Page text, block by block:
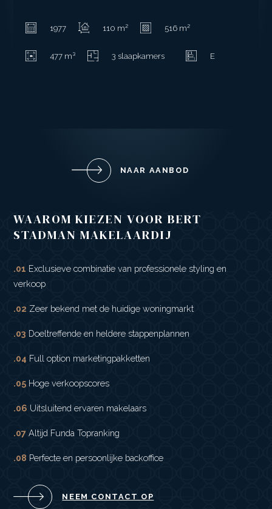
1977 110 m² 516 m²
477 m³ 3 slaapkamers E
NAAR AANBOD
WAAROM KIEZEN VOOR BERT
STADMAN MAKELAARDIJ
.01 Exclusieve combinatie van professionele styling en
verkoop
.02 Zeer bekend met de huidige woningmarkt
.03 Doeltreffende en heldere stappenplannen
.04 Full option marketingpakketten
.05 Hoge verkoopscores
.06 Uitsluitend ervaren makelaars
.07 Altijd Funda Topranking
.08 Perfecte en persoonlijke backoffice
NEEM CONTACT OP